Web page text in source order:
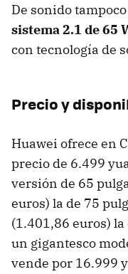
De sonido
sistema 2.1 de 65
con tecnología de
Precio y
Huawei ofrece en
precio de 6.499
versión de 65
euros) la de 75
(1.401,86 euros)
un gigantesco
vende por 16.999